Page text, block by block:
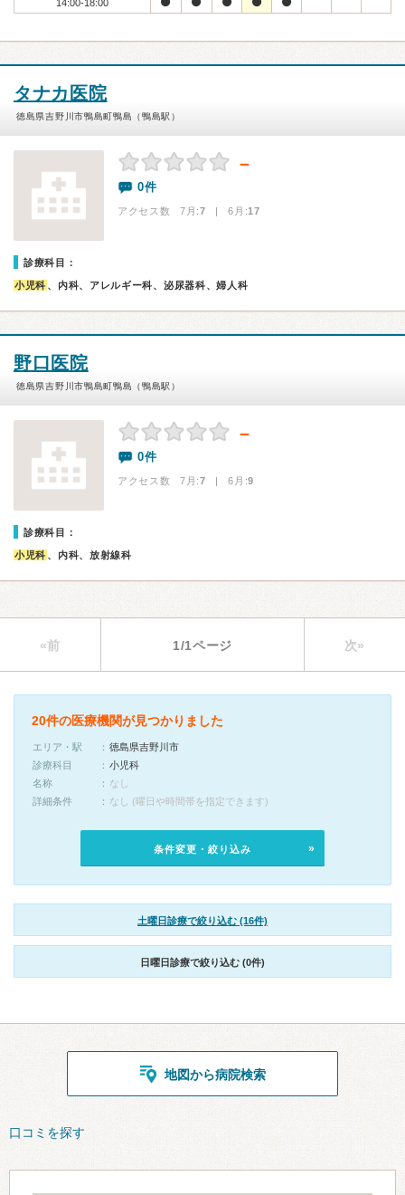
14:00-18:00
タナカ医院
徳島県吉野川市鴨島町鴨島（鴨島駅）
－
0件
アクセス数 7月:7 | 6月:17
診療科目：
小児科 、内科、アレルギー科、泌尿器科、婦人科
野口医院
徳島県吉野川市鴨島町鴨島（鴨島駅）
－
0件
アクセス数 7月:7 | 6月:9
診療科目：
小児科 、内科、放射線科
«前 1/1ページ 次»
20件の医療機関が見つかりました
エリア・駅
徳島県吉野川市
診療科目
小児科
名称
なし
詳細条件
なし (曜日や時間帯を指定できます)
条件変更・絞り込み
土曜日診療で絞り込む (16件)
日曜日診療で絞り込む (0件)
地図から病院検索
口コミを探す